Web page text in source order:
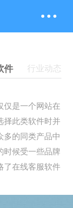
行业动态
件
是一个网站在
择此类软件时并
多的同类产品中
时候受一些品牌
了在线客服软件